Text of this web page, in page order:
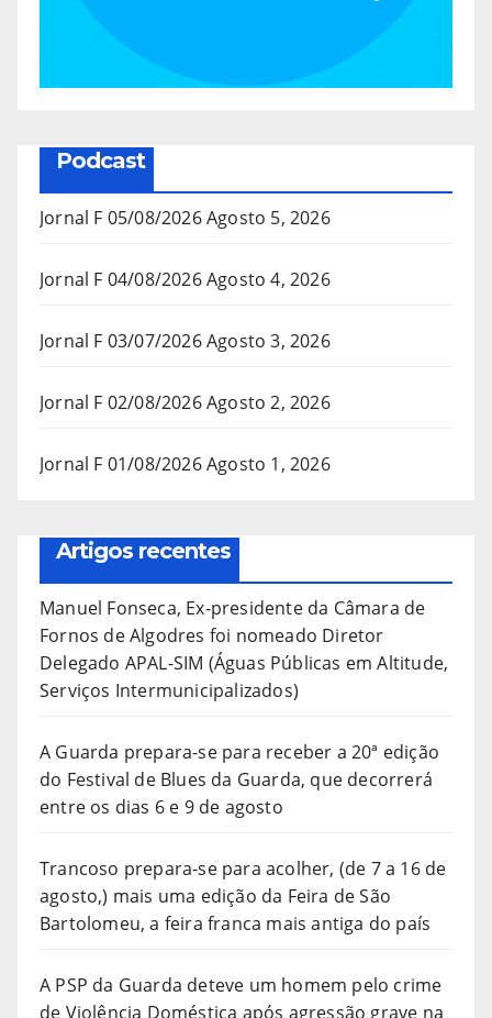
Podcast
Jornal F 05/08/2026Agosto 5, 2026
Jornal F 04/08/2026Agosto 4, 2026
Jornal F 03/07/2026Agosto 3, 2026
Jornal F 02/08/2026Agosto 2, 2026
Jornal F 01/08/2026Agosto 1, 2026
Artigos recentes
Manuel Fonseca, Ex-presidente da Câmara de
Fornos de Algodres foi nomeado Diretor
Delegado APAL-SIM (Águas Públicas em Altitude,
Serviços Intermunicipalizados)
A Guarda prepara-se para receber a 20ª edição
do Festival de Blues da Guarda, que decorrerá
entre os dias 6 e 9 de agosto
Trancoso prepara-se para acolher, (de 7 a 16 de
agosto,) mais uma edição da Feira de São
Bartolomeu, a feira franca mais antiga do país
A PSP da Guarda deteve um homem pelo crime
de Violência Doméstica após agressão grave na